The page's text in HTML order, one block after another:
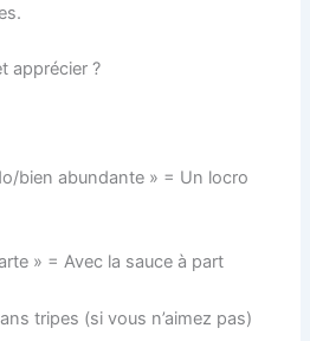
apprécier ?
bien abundante » = Un locro
» = Avec la sauce à part
tripes (si vous n’aimez pas)